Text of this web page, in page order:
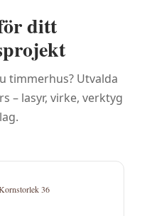
ditt
timmerhus? Utvalda
– lasyr, virke, verktyg
36